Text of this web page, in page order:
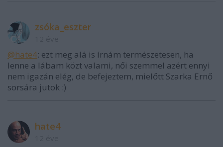
zsóka_eszter
@hate4: ezt meg alá is írnám természetesen, ha
lenne a lábam közt valami, női szemmel azért ennyi
nem igazán elég, de befejeztem, mielőtt Szarka Ernő
sorsára jutok :)
hate4